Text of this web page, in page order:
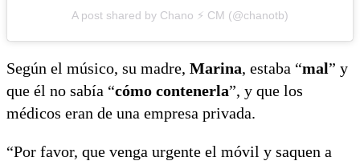
A post shared by Chano ⚡️ CM (@chanotb)
Según el músico, su madre, Marina, estaba “mal” y
que él no sabía “cómo contenerla”, y que los
médicos eran de una empresa privada.
“Por favor, que venga urgente el móvil y saquen a